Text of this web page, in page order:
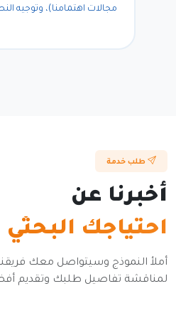
مجالات اهتمامنا)، وتوجيه
طلب خدمة
أخبرنا عن
احتياجك البحثي
أملأ النموذج وسيتواصل معك
لمناقشة تفاصيل طلبك وتقديم أفضل